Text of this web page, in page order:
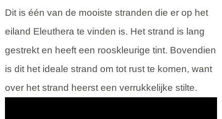
Dit is één van de mooiste stranden die er op het
eiland Eleuthera te vinden is. Het strand is lang
gestrekt en heeft een rooskleurige tint. Bovendien
is dit het ideale strand om tot rust te komen, want
over het strand heerst een verrukkelijke stilte.